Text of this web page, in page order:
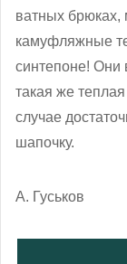
ватных брюках,
камуфляжные
синтепоне! Они
такая же
случае
шапочку.
А. Гуськов